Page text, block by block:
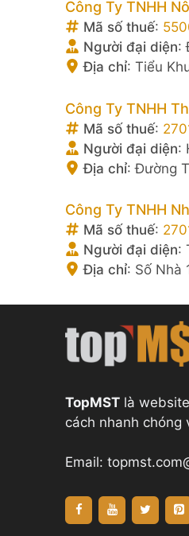
Công Ty TNHH
Mã số thuế:
Người đại diện:
Địa chỉ: Tiểu
Công Ty TNHH
Mã số thuế:
Người đại diện:
Địa chỉ:Đường
Công Ty TNHH
Mã số thuế:
Người đại diện:
Địa chỉ: Số Nhà
TopMST là
cách nhanh chóng
Email: